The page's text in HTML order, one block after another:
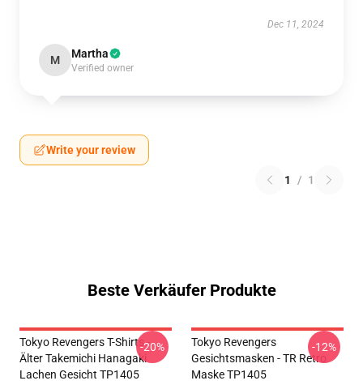
Dec 11, 2024
M Martha
Verified owner
Write your review
1 / 1
Beste Verkäufer Produkte
Tokyo Revengers T-Shirts -
Älter Takemichi Hanagaki
Lachen Gesicht TP1405
-20%
Tokyo Revengers
Gesichtsmasken - TR Retro
Maske TP1405
-12%